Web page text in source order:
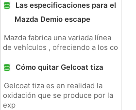
Las especificaciones para el
Mazda Demio escape
Mazda fabrica una variada línea
de vehículos , ofreciendo a los co
Cómo quitar Gelcoat tiza
Gelcoat tiza es en realidad la
oxidación que se produce por la
exp